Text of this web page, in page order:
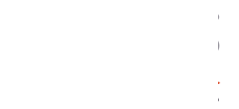
مرکز تماس مشتریان و ارتباط
(CRM)
خانه
مرکز تماس مشتریان و ارتباط با مشتریان (CRM)